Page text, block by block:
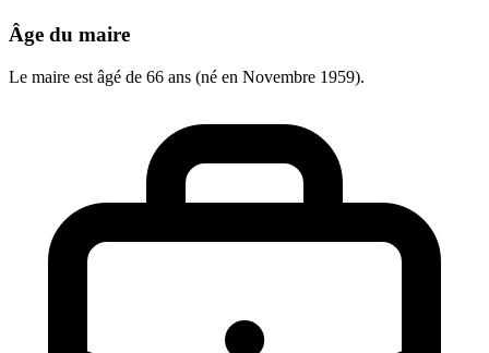
Âge du maire
Le maire est âgé de 66 ans (né en Novembre 1959).